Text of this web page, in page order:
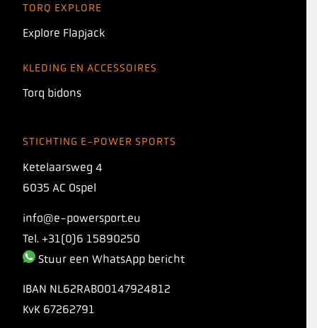
TORQ EXPLORE
Explore Flapjack
KLEDING EN ACCESSOIRES
Torq bidons
STICHTING E-POWER SPORTS
Ketelaarsweg 4
6035 AC Ospel
info@e-powersport.eu
Tel. +31(0)6 15890250
Stuur een WhatsApp bericht
IBAN NL62RABO0147924812
KvK 67262791